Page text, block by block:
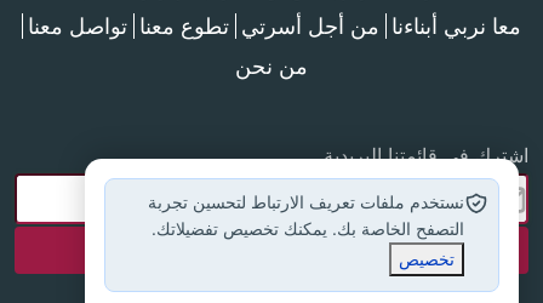
معا نربي أبناءنا من أجل أسرتي تطوع معنا تواصل معنا
من نحن
اشترك في قائمتنا البريدية
نستخدم ملفات تعريف الارتباط لتحسين تجربة
التصفح الخاصة بك. يمكنك تخصيص تفضيلاتك.
تخصيص